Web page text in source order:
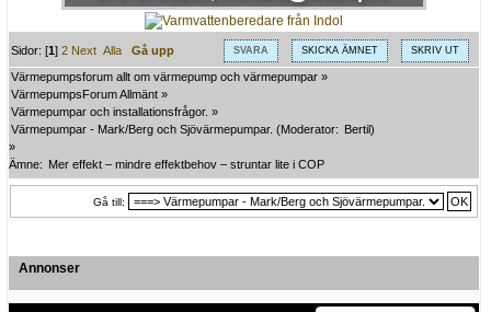
SVARA SKICKA ÄMNET SKRIV UT
Sidor: [1]2 Next Alla
Gå upp
Värmepumpsforum allt om värmepump och värmepumpar »
VärmepumpsForum Allmänt »
Värmepumpar och installationsfrågor. »
Värmepumpar - Mark/Berg och Sjövärmepumpar. (Moderator: Bertil)
»
Ämne: Mer effekt – mindre effektbehov – struntar lite i COP
Gå till:
Annonser